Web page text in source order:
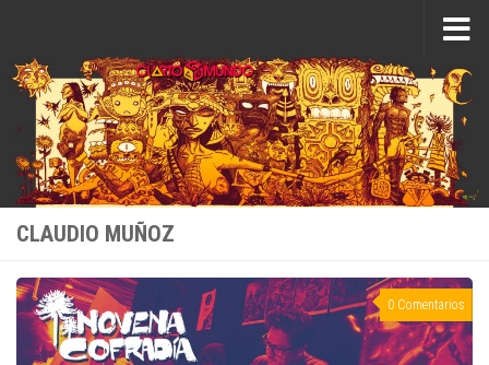
CLAUDIO MUÑOZ
0 Comentarios